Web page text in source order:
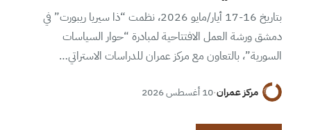
بتاريخ 16-17 أيار/مايو 2026، نظمت “ذا سيريا ريبورت” في
دمشق ورشة العمل الافتتاحية لمبادرة “حوار السياسات
السورية”، بالتعاون مع مركز عمران للدراسات الاستراتي…
مركز عمران·10 أغسطس 2026